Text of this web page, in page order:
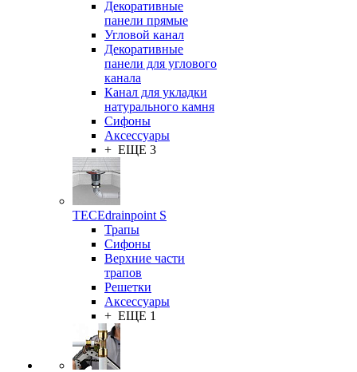
Декоративные
панели прямые
Угловой канал
Декоративные
панели для углового
канала
Канал для укладки
натурального камня
Сифоны
Аксессуары
+ ЕЩЕ 3
TECEdrainpoint S
Трапы
Сифоны
Верхние части
трапов
Решетки
Аксессуары
+ ЕЩЕ 1